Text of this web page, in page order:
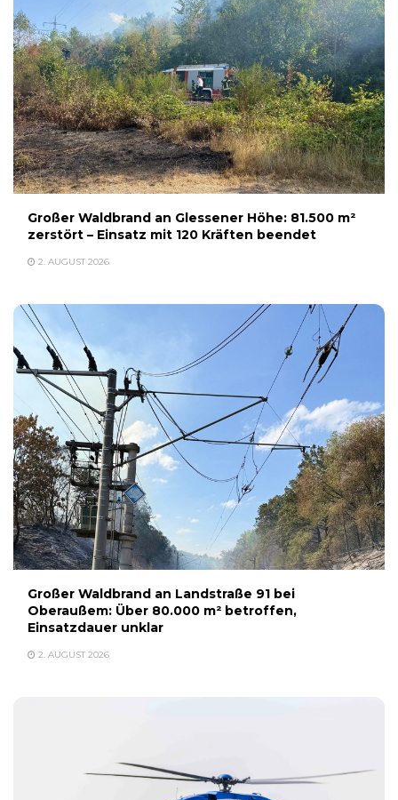
Großer Waldbrand an Glessener Höhe: 81.500 m²
zerstört – Einsatz mit 120 Kräften beendet
2. AUGUST 2026
Großer Waldbrand an Landstraße 91 bei
Oberaußem: Über 80.000 m² betroffen,
Einsatzdauer unklar
2. AUGUST 2026